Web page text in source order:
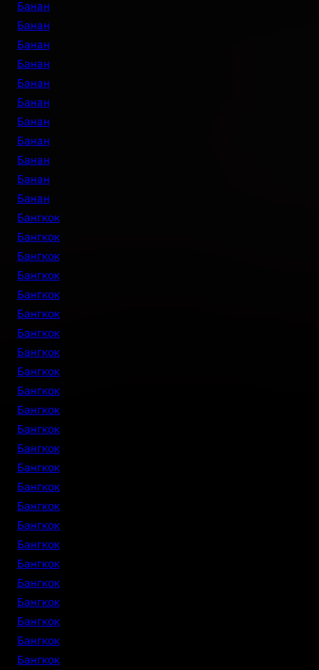
Банан
Банан
Банан
Банан
Банан
Банан
Банан
Банан
Банан
Банан
Банан
Бангкок
Бангкок
Бангкок
Бангкок
Бангкок
Бангкок
Бангкок
Бангкок
Бангкок
Бангкок
Бангкок
Бангкок
Бангкок
Бангкок
Бангкок
Бангкок
Бангкок
Бангкок
Бангкок
Бангкок
Бангкок
Бангкок
Бангкок
Бангкок